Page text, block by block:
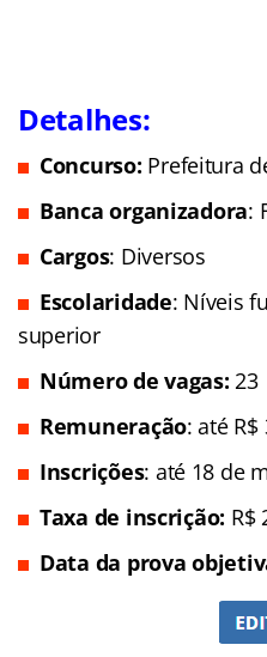
Detalhes:
Concurso: Prefeitura
Banca organizadora:
Cargos: Diversos
Escolaridade: Níveis
superior
Número de vagas:23
Remuneração: até R$
Inscrições: até 18 de
Taxa de inscrição: R$
Data da prova